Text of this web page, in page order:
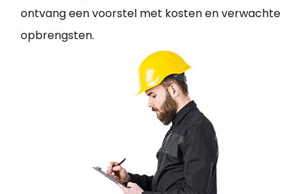
ontvang een voorstel met kosten en verwachte
opbrengsten.